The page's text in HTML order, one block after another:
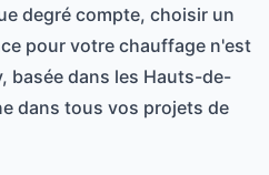
degré compte, choisir un
pour votre chauffage n'est
basée dans les Hauts-de-
dans tous vos projets de